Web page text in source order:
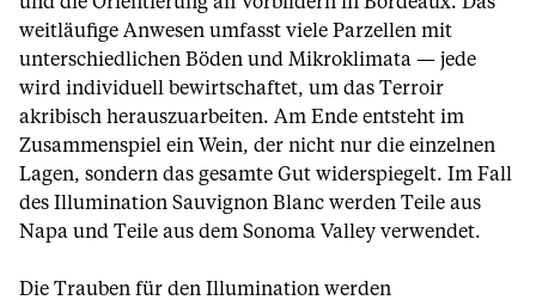
weitläufige Anwesen umfasst viele Parzellen mit
unterschiedlichen Böden und Mikroklimata — jede
wird individuell bewirtschaftet, um das Terroir
akribisch herauszuarbeiten. Am Ende entsteht im
Zusammenspiel ein Wein, der nicht nur die einzelnen
Lagen, sondern das gesamte Gut widerspiegelt. Im Fall
des Illumination Sauvignon Blanc werden Teile aus
Napa und Teile aus dem Sonoma Valley verwendet.
Die Trauben für den Illumination werden